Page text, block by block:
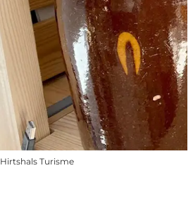
Hirtshals Turisme